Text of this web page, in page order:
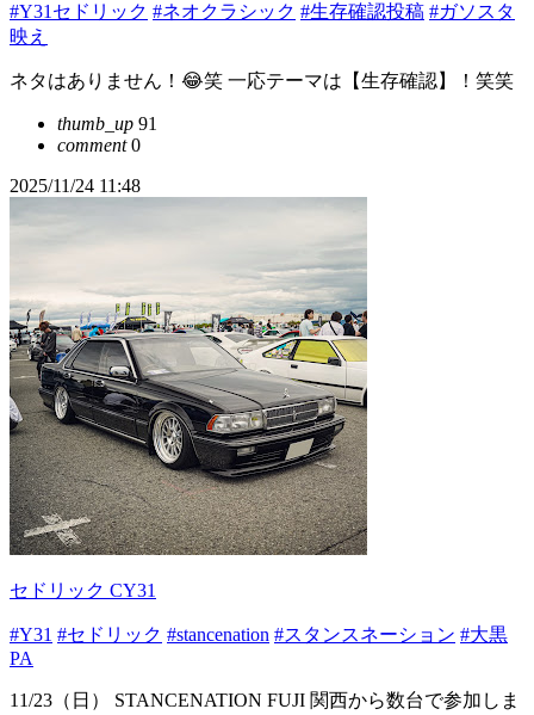
#Y31セドリック #ネオクラシック #生存確認投稿 #ガソスタ
映え
ネタはありません！😂笑 一応テーマは【生存確認】！笑笑
thumb_up 91
comment0
2025/11/24 11:48
セドリック CY31
#Y31 #セドリック #stancenation #スタンスネーション #大黒
PA
11/23（日） STANCENATION FUJI 関西から数台で参加しま